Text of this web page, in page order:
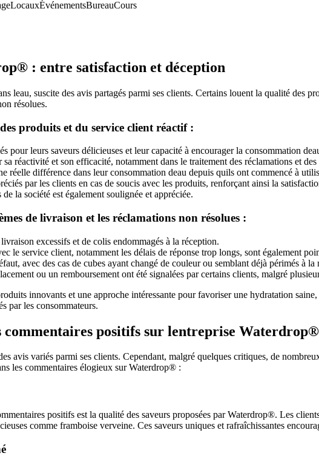
LocauxÉvénementsBureauCours
: entre satisfaction et déception
leau, suscite des avis partagés parmi ses clients. Certains louent la qualité des
résolues.
produits et du service client réactif :
pour leurs saveurs délicieuses et leur capacité à encourager la consommation
réactivité et son efficacité, notamment dans le traitement des réclamations et
réelle différence dans leur consommation deau depuis quils ont commencé à
par les clients en cas de soucis avec les produits, renforçant ainsi la
la société est également soulignée et appréciée.
de livraison et les réclamations non résolues :
excessifs et de colis endommagés à la réception.
le service client, notamment les délais de réponse trop longs, sont également
avec des cas de cubes ayant changé de couleur ou semblant déjà périmés à
ou un remboursement ont été signalées par certains clients, malgré
innovants et une approche intéressante pour favoriser une hydratation
par les consommateurs.
commentaires positifs sur lentreprise Waterdrop®
avis variés parmi ses clients. Cependant, malgré quelques critiques, de
les commentaires élogieux sur Waterdrop® :
positifs est la qualité des saveurs proposées par Waterdrop®. Les
comme framboise verveine. Ces saveurs uniques et rafraîchissantes